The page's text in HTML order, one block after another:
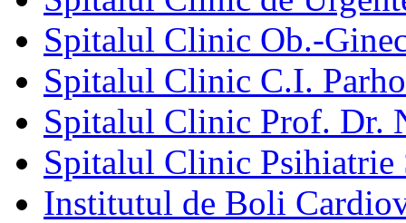
Spitalul Clinic Ob.-
Spitalul Clinic C.I.
Spitalul Clinic Prof. Dr.
Spitalul Clinic Psihiatrie
Institutul de Boli